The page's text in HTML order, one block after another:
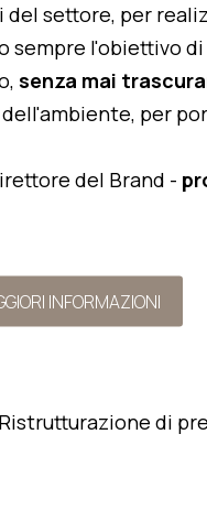
settore, per
sempre l'obiettivo
senza mai
per
del Brand -
INFORMAZIONI